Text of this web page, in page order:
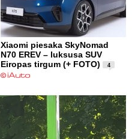
Xiaomi piesaka SkyNomad
N70 EREV – luksusa SUV
Eiropas tirgum (+ FOTO)
4